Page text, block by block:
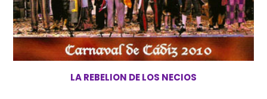
LA REBELION DE LOS NECIOS